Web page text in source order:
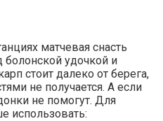
матчевая снасть
удочкой и
стоит далеко от берега,
не получается. А если
не помогут. Для
использовать: